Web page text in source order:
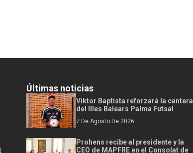
Últimas noticias
Viktor Baptista reforzará la cantera
del Illes Balears Palma Futsal
7 De Agosto De 2026
Prohens recibe al presidente y la
CEO de MAPFRE en el Consolat de